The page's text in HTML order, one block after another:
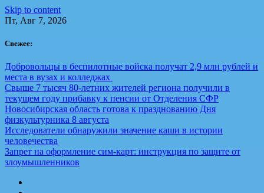
Skip to content
Пт, Авг 7, 2026
Свежее:
Добровольцы в беспилотные войска получат 2,9 млн рублей и
места в вузах и колледжах
Свыше 7 тысяч 80-летних жителей региона получили в
текущем году прибавку к пенсии от Отделения СФР
Новосибирская область готова к празднованию Дня
физкультурника 8 августа
Исследователи обнаружили значение каши в истории
человечества
Запрет на оформление сим-карт: инструкция по защите от
злоумышленников